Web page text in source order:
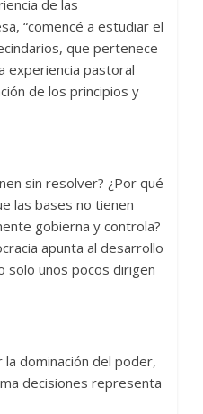
de las
“comencé a estudiar el
que pertenece
experiencia pastoral
de los principios y
sin resolver? ¿Por qué
las bases no tienen
gobierna y controla?
apunta al desarrollo
solo unos pocos dirigen
dominación del poder,
decisiones representa